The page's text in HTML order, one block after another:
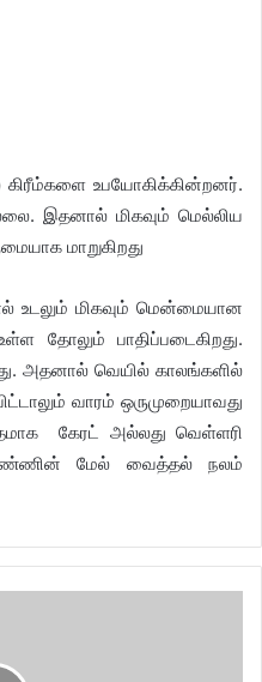
உபயோகிக்கின்றனர்.
இதனால் மிகவும் மெல்லிய
மாறுகிறது
உடலும் மிகவும் மென்மையான
தோலும் பாதிப்படைகிறது.
அதனால் வெயில் காலங்களில்
வாரம் ஒருமுறையாவது
கேரட் அல்லது வெள்ளரி
கண்ணின் மேல் வைத்தல் நலம்